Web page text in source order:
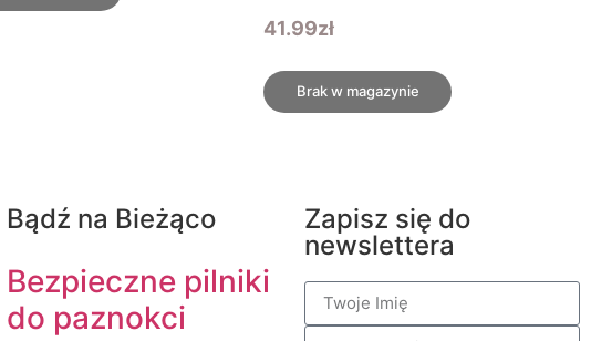
41.99zł
Brak w magazynie
Bądź na Bieżąco
Bezpieczne pilniki
do paznokci
Zapisz się do
newslettera